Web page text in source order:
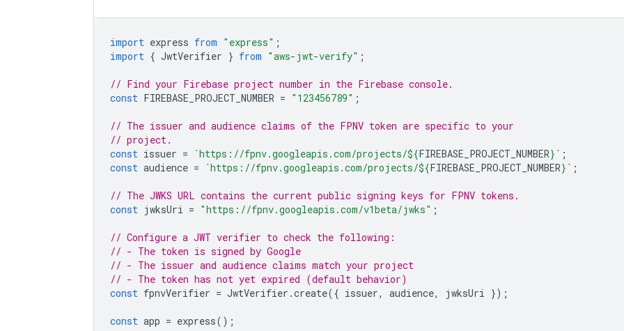
import express from "express" ;
import { JwtVerifier } from "aws-jwt-verify" ;
// Find your Firebase project number in the Firebase console.
const FIREBASE_PROJECT_NUMBER = "123456789" ;
// The issuer and audience claims of the FPNV token are specific to your
// project.
const issuer = `https://fpnv.googleapis.com/projects/${FIREBASE_PROJECT_NUMBER} ` ;
const audience = `https://fpnv.googleapis.com/projects/${FIREBASE_PROJECT_NUMBER} ` ;
// The JWKS URL contains the current public signing keys for FPNV tokens.
const jwksUri = "https://fpnv.googleapis.com/v1beta/jwks" ;
// Configure a JWT verifier to check the following:
// - The token is signed by Google
// - The issuer and audience claims match your project
// - The token has not yet expired (default behavior)
const fpnvVerifier = JwtVerifier .create({ issuer, audience, jwksUri });
const app = express();